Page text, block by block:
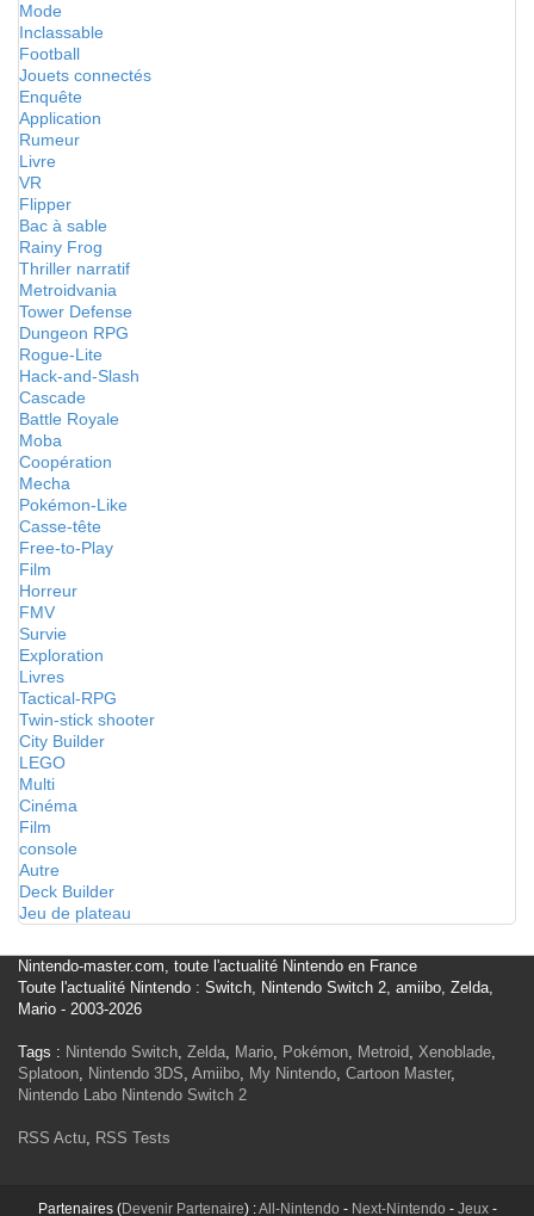
Mode
Inclassable
Football
Jouets connectés
Enquête
Application
Rumeur
Livre
VR
Flipper
Bac à sable
Rainy Frog
Thriller narratif
Metroidvania
Tower Defense
Dungeon RPG
Rogue-Lite
Hack-and-Slash
Cascade
Battle Royale
Moba
Coopération
Mecha
Pokémon-Like
Casse-tête
Free-to-Play
Film
Horreur
FMV
Survie
Exploration
Livres
Tactical-RPG
Twin-stick shooter
City Builder
LEGO
Multi
Cinéma
Film
console
Autre
Deck Builder
Jeu de plateau
Nintendo-master.com, toute l'actualité Nintendo en France
Toute l'actualité Nintendo : Switch, Nintendo Switch 2, amiibo, Zelda,
Mario - 2003-2026
Tags : Nintendo Switch, Zelda, Mario, Pokémon, Metroid, Xenoblade,
Splatoon, Nintendo 3DS, Amiibo, My Nintendo, Cartoon Master,
Nintendo Labo Nintendo Switch 2
RSS Actu, RSS Tests
Partenaires (Devenir Partenaire) :All-Nintendo - Next-Nintendo - Jeux-